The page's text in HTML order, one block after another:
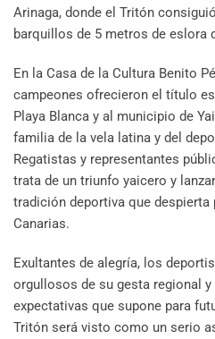
Arinaga, donde el Tritón
barquillos de 5 metros de eslora
En la Casa de la Cultura Benito
campeones ofrecieron el título
Playa Blanca y al municipio de
familia de la vela latina y del
Regatistas y representantes
trata de un triunfo yaicero y
tradición deportiva que despierta
Canarias.
Exultantes de alegría, los
orgullosos de su gesta regional
expectativas que supone para
Tritón será visto como un serio